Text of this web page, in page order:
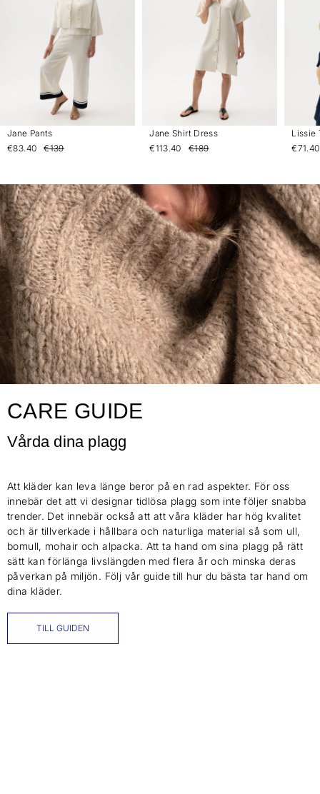
Jane Pants
€83.40
€139
Jane Shirt Dress
€113.40
€189
Lissie
€71.40
CARE GUIDE
Vårda dina plagg
Att kläder kan leva länge beror på en rad aspekter. För oss
innebär det att vi designar tidlösa plagg som inte följer snabba
trender. Det innebär också att att våra kläder har hög kvalitet
och är tillverkade i hållbara och naturliga material så som ull,
bomull, mohair och alpacka. Att ta hand om sina plagg på rätt
sätt kan förlänga livslängden med flera år och minska deras
påverkan på miljön. Följ vår guide till hur du bästa tar hand om
dina kläder.
TILL GUIDEN